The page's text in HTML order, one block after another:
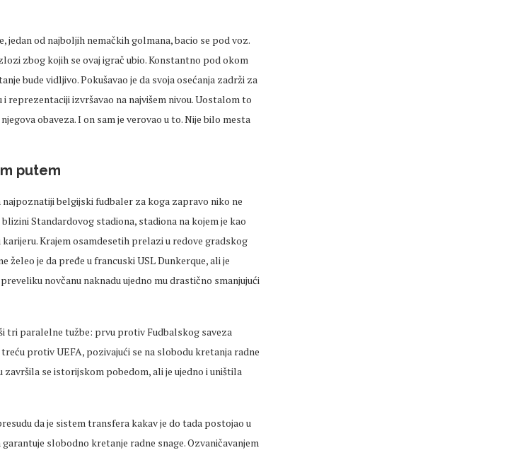
jedan od najboljih nemačkih golmana, bacio se pod voz.
zbog kojih se ovaj igrač ubio. Konstantno pod okom
bude vidljivo. Pokušavao je da svoja osećanja zadrži za
reprezentaciji izvršavao na najvišem nivou. Uostalom to
obaveza. I on sam je verovao u to. Nije bilo mesta
putem
belgijski fudbaler za koga zapravo niko ne
blizini Standardovog stadiona, stadiona na kojem je kao
Krajem osamdesetih prelazi u redove gradskog
želeo je da pređe u francuski USL Dunkerque, ali je
novčanu naknadu ujedno mu drastično smanjujući
tri paralelne tužbe: prvu protiv Fudbalskog saveza
protiv UEFA, pozivajući se na slobodu kretanja radne
se istorijskom pobedom, ali je ujedno i uništila
da je sistem transfera kakav je do tada postojao u
slobodno kretanje radne snage. Ozvaničavanjem